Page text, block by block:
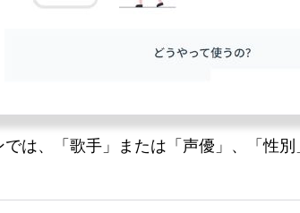
は、「歌手」または「声優」、「性